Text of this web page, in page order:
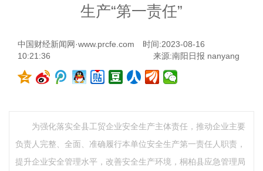
生产“第一责任”
中国财经新闻网·www.prcfe.com
时间:2023-08-16
10:21:36
来源:南阳日报 nanyang
为强化落实全县工贸企业安全生产主体责任，推动企业主要
负责人完整、全面、准确履行本单位安全生产第一责任人职责，
提升企业安全管理水平，改善安全生产环境，桐柏县应急管理局